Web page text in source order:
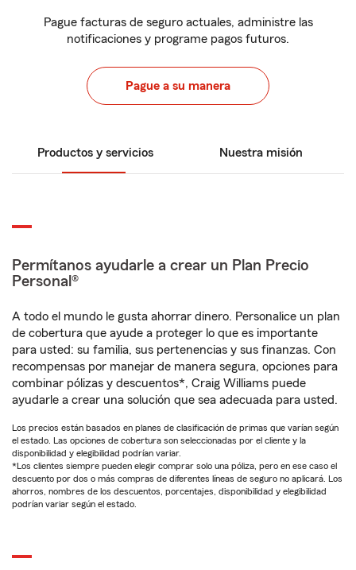
Pague facturas de seguro actuales, administre las
notificaciones y programe pagos futuros.
Pague a su manera
Productos y servicios Nuestra misión
Permítanos ayudarle a crear un Plan Precio
Personal®
A todo el mundo le gusta ahorrar dinero. Personalice un plan
de cobertura que ayude a proteger lo que es importante
para usted: su familia, sus pertenencias y sus finanzas. Con
recompensas por manejar de manera segura, opciones para
combinar pólizas y descuentos*, Craig Williams puede
ayudarle a crear una solución que sea adecuada para usted.
Los precios están basados en planes de clasificación de primas que varían según
el estado. Las opciones de cobertura son seleccionadas por el cliente y la
disponibilidad y elegibilidad podrían variar.
*Los clientes siempre pueden elegir comprar solo una póliza, pero en ese caso el
descuento por dos o más compras de diferentes líneas de seguro no aplicará. Los
ahorros, nombres de los descuentos, porcentajes, disponibilidad y elegibilidad
podrían variar según el estado.